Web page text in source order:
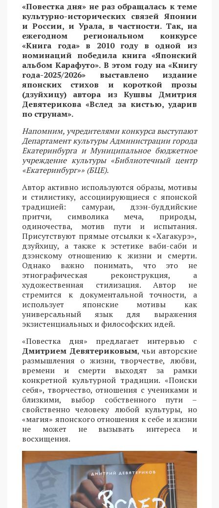
«Повестка дня» не раз обращалась к теме
культурно-исторических связей Японии
и России, и Урала, в частности. Так, на
ежегодном региональном конкурсе
«Книга года» в 2010 году в одной из
номинаций победила книга «Японский
альбом Карафуто». В этом году на «Книгу
года-2025/2026» выставлено издание
японских стихов и короткой прозы
(дзуйхицу) автора из Кушвы Дмитрия
Девятерикова «Вслед за кистью, ударив
по струнам».
Напомним, учредителями конкурса выступают
Департамент культуры Администрации города
Екатеринбурга и Муниципальное бюджетное
учреждение культуры «Библиотечный центр
«Екатеринбург»» (БЦЕ).
Автор активно используются образы, мотивы
и стилистику, ассоциирующиеся с японской
традицией: самураи, дзэн-буддийские
притчи, символика меча, природы,
одиночества, мотив пути и испытания.
Присутствуют прямые отсылки к «Хагакурэ»,
дзуйхицу, а также к эстетике ваби-саби и
дзэнскому отношению к жизни и смерти.
Однако важно понимать, что это не
этнографическая реконструкция, а
художественная стилизация. Автор не
стремится к документальной точности, а
использует японские мотивы как
универсальный язык для выражения
экзистенциальных и философских идей.
«Повестка дня» предлагает интервью с
Дмитрием Девятериковым, чьи авторские
размышления о жизни, творчестве, любви,
времени и смерти выходят за рамки
конкретной культурной традиции. «Поиски
себя», творчество, отношения с учениками и
близкими, выбор собственного пути –
свойственно человеку любой культуры, но
«магия» японского отношения к себе и жизни
не может не вызывать интереса и
восхищения.